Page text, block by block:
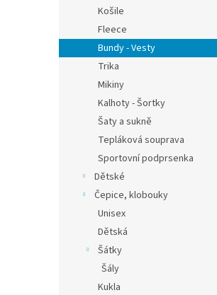
l
Košile
Fleece
Bundy - Vesty
Trika
Mikiny
Kalhoty - Šortky
Šaty a sukně
Tepláková souprava
Sportovní podprsenka
Dětské
Čepice, klobouky
Unisex
Dětská
Šátky
Šály
Kukla